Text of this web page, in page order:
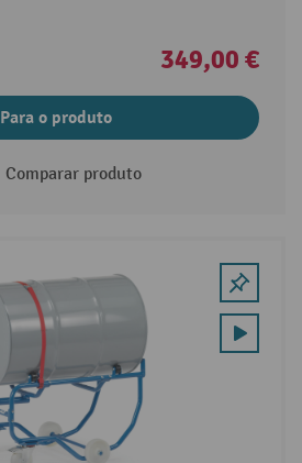
349,00 €
Para o produto
Comparar produto